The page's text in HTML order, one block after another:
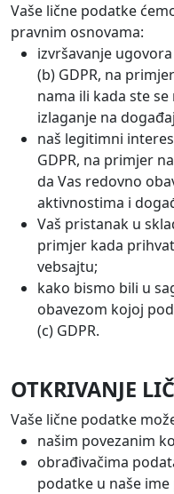
Vaše lične podatke
pravnim osnovama:
izvršavanje
(b) GDPR, na
nama ili kada ste
izlaganje na
naš legitimni
GDPR, na primjer
da Vas redovno
aktivnostima i
Vaš pristanak u
primjer kada
vebsajtu;
kako bismo bili u
obavezom kojoj
(c) GDPR.
OTKRIVANJE
Vaše lične podatke
našim povezanim
obrađivačima
podatke u naše